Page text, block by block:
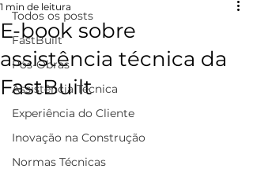
Todos os posts
FastBuilt
Pós-Obras
Assistência Técnica
Experiência do Cliente
Inovação na Construção
Normas Técnicas
E-book sobre
assistência técnica da
FastBuilt
1 min de leitura